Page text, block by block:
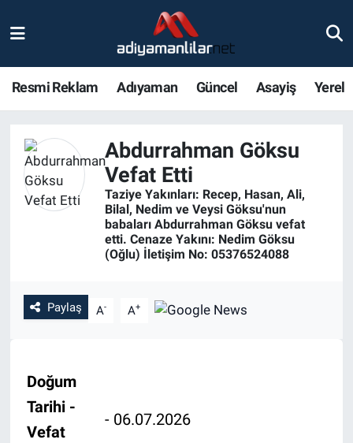
Resmi Reklam Adıyaman Güncel Asayiş Yerel
Abdurrahman Göksu
Vefat Etti
Taziye Yakınları: Recep, Hasan, Ali,
Bilal, Nedim ve Veysi Göksu'nun
babaları Abdurrahman Göksu vefat
etti. Cenaze Yakını: Nedim Göksu
(Oğlu) İletişim No: 05376524088
Paylaş A- A+
Doğum
Tarihi -
Vefat
- 06.07.2026
Röportajlar
Magazin
Bölge Haberleri
Asayiş
Özel Haber
Kültür Sanat
Nöbetçi Eczaneler
Adiyaman Namaz Vakitleri
Trafik Durumu
Süper Lig Puan Durumu ve Fikstür
Tüm Manşetler
Son Dakika Haberleri